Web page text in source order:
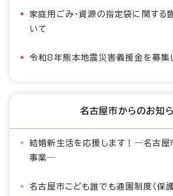
家庭用ごみ・資源の指定袋に関する
いて
令和8年熊本地震災害義援金を募集
名古屋市からのお知
結婚新生活を応援します！―名古屋
事業―
名古屋市こども誰でも通園制度（保